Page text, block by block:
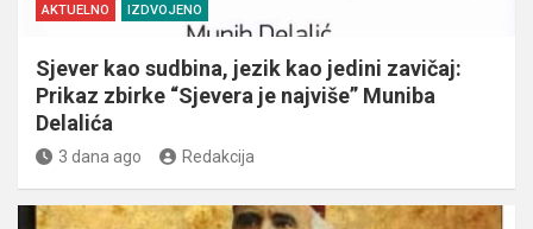
AKTUELNO IZDVOJENO
Sjever kao sudbina, jezik kao jedini zavičaj:
Prikaz zbirke “Sjevera je najviše” Muniba
Delalića
3 dana ago Redakcija